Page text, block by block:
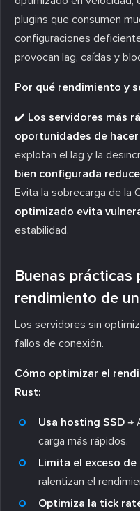
plugins que consumen
configuraciones
provocan lag, caídas y
Por qué rendimiento y
✔️ Los servidores más
oportunidades de
explotan el lag y la
bien configurada
Evita la sobrecarga de la
optimizado evita
estabilidad.
Buenas prácticas
rendimiento de
Los servidores sin
fallos de conexión.
Cómo optimizar el
Rust:
Usa hosting SSD →
carga más rápidos.
Limita el exceso de
ralentizan el
Optimiza la tick